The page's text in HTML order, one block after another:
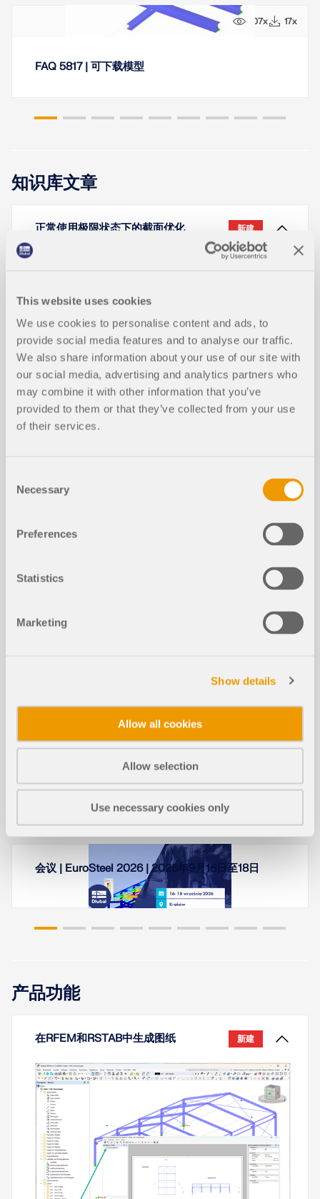
This website uses cookies
We use cookies to personalise content and ads, to
provide social media features and to analyse our traffic.
We also share information about your use of our site with
our social media, advertising and analytics partners who
may combine it with other information that you’ve
provided to them or that they’ve collected from your use
of their services.
Selection
Necessary
Preferences
Statistics
Marketing
Show details
Allow all cookies
Allow selection
Use necessary cookies only
107x 17x
FAQ 5817 | 可下载模型
知识库文章
正常使用极限状态下的截面优化 新建
木结构设计的设计支座 - 正常使用极限
对于挠度验算、垂直于纤维方向受压验算以及考虑剪
力折减，RFEM 6 和 RSTAB 9 中的设计支座具有特别
重要的意义。它们用于将杆件或杆件组划分为各段，
以进行挠度验算，并用于定义“垂直于纤维方向受压”验
算以及剪力削弱的边界条件。
本文介绍了 Dlubal 应用程序中图层的工作方式，包括
其创建、管理以及用于控制模型对象可见性和可编辑
性的应用。
了解更多
木结构中的弯扭屈曲 | 理论
容易出现稳定性问题。这是由于受压翼缘发生侧向屈
截图
会议 | EuroSteel 2026 | 2026年9月16日至18日
产品功能
在RFEM和RSTAB中生成图纸 新建